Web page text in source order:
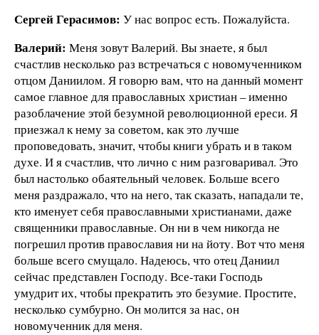
Сергей Герасимов: У нас вопрос есть. Пожалуйста.
Валерий: Меня зовут Валерий. Вы знаете, я был
счастлив несколько раз встречаться с новомученником
отцом Даниилом. Я говорю вам, что на данный момент
самое главное для православных христиан – именно
разоблачение этой безумной революционной ереси. Я
приезжал к нему за советом, как это лучше
проповедовать, значит, чтобы книги убрать и в таком
духе. И я счастлив, что лично с ним разговаривал. Это
был настолько обаятельный человек. Больше всего
меня раздражало, что на него, так сказать, нападали те,
кто именует себя православными христианами, даже
священники православные. Он ни в чем никогда не
погрешил против православия ни на йоту. Вот что меня
больше всего смущало. Надеюсь, что отец Даниил
сейчас представлен Господу. Все-таки Господь
умудрит их, чтобы прекратить это безумие. Простите,
несколько сумбурно. Он молится за нас, он
новомученник для меня.